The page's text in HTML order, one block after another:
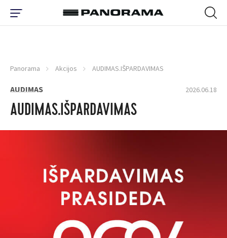
Panorama Akcijos AUDIMAS.IŠPARDAVIMAS
AUDIMAS 2026.06.18
AUDIMAS.IŠPARDAVIMAS